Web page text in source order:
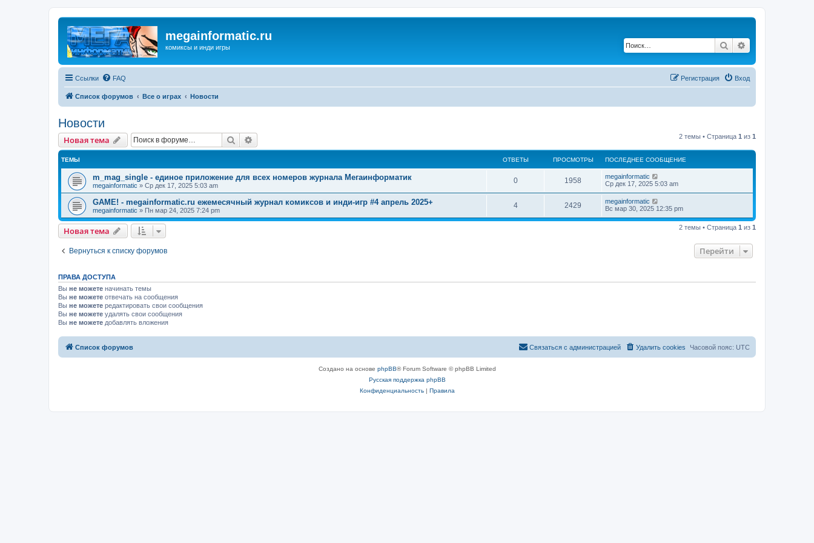
megainformatic.ru
комиксы и инди игры Поиск
Ссылки FAQ Вход
Регистрация
Список форумов Все о играх Новости
Новости
Новая тема Поиск 2 темы • Страница 1 из 1
ТЕМЫ ОТВЕТЫ ПРОСМОТРЫ ПОСЛЕДНЕЕ СООБЩЕНИЕ
m_mag_single - единое приложение для всех номеров журнала Мегаинформатик
megainformatic » Ср дек 17, 2025 5:03 am
0 1958
megainformatic
Ср дек 17, 2025 5:03 am
GAME! - megainformatic.ru ежемесячный журнал комиксов и инди-игр #4 апрель 2025+
megainformatic » Пн мар 24, 2025 7:24 pm
4 2429
megainformatic
Вс мар 30, 2025 12:35 pm
Новая тема 2 темы • Страница 1 из 1
Вернуться к списку форумов Перейти
ПРАВА ДОСТУПА
Вы не можете начинать темы
Вы не можете отвечать на сообщения
Вы не можете редактировать свои сообщения
Вы не можете удалять свои сообщения
Вы не можете добавлять вложения
Список форумов Часовой пояс: UTC
Удалить cookies
Связаться с администрацией
Создано на основе phpBB® Forum Software © phpBB Limited
Русская поддержка phpBB
Конфиденциальность| Правила